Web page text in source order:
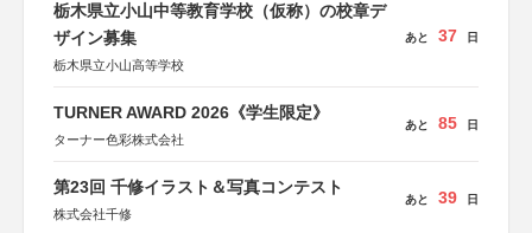
栃木県立小山中等教育学校（仮称）の校章デ
ザイン募集
栃木県立小山高等学校
あと 37 日
TURNER AWARD 2026《学生限定》
ターナー色彩株式会社
あと 85 日
第23回 千修イラスト＆写真コンテスト
株式会社千修
あと 39 日